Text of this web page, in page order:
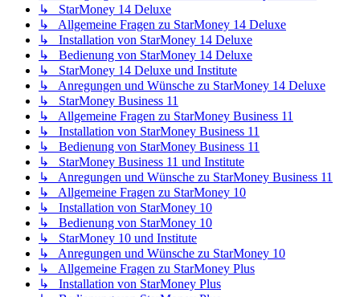
↳ StarMoney 14 Deluxe
↳ Allgemeine Fragen zu StarMoney 14 Deluxe
↳ Installation von StarMoney 14 Deluxe
↳ Bedienung von StarMoney 14 Deluxe
↳ StarMoney 14 Deluxe und Institute
↳ Anregungen und Wünsche zu StarMoney 14 Deluxe
↳ StarMoney Business 11
↳ Allgemeine Fragen zu StarMoney Business 11
↳ Installation von StarMoney Business 11
↳ Bedienung von StarMoney Business 11
↳ StarMoney Business 11 und Institute
↳ Anregungen und Wünsche zu StarMoney Business 11
↳ Allgemeine Fragen zu StarMoney 10
↳ Installation von StarMoney 10
↳ Bedienung von StarMoney 10
↳ StarMoney 10 und Institute
↳ Anregungen und Wünsche zu StarMoney 10
↳ Allgemeine Fragen zu StarMoney Plus
↳ Installation von StarMoney Plus